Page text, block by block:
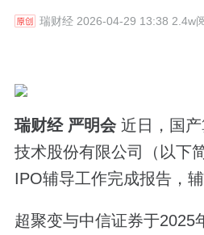
瑞财经2026-04-29 13:38 2.4w
瑞财经 严明会 近日，国
技术股份有限公司（以下
IPO辅导工作完成报告，
超聚变与中信证券于2025